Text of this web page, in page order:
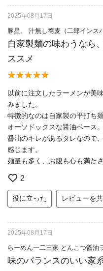
2025年08月17日
豚星。 汁無し蕎麦（二郎インス
自家製麺の味わうなら
ススメ
以前に注文したラーメンが美
みました。
特徴的なのは自家製の平打ち
オーソドックスな醤油ベース。
醤油のキレがあるタレなので
感じます。
麺量も多く、お腹も心も満た
2
役に立った レビューを
2025年08月17日
らーめん一二三家 とんこつ醤油
味のバランスのいい家